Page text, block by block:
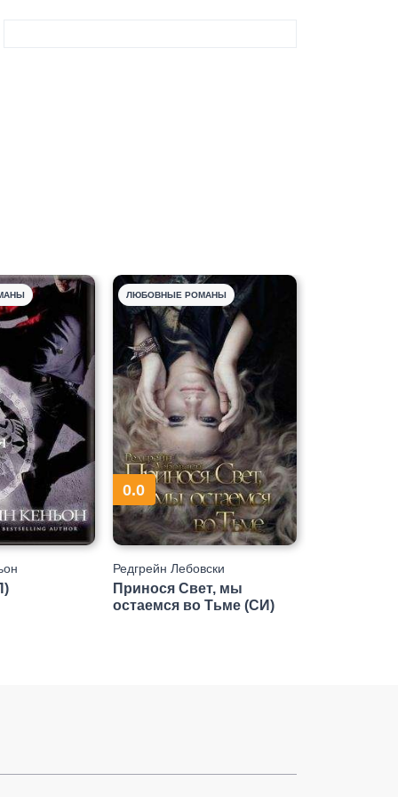
ЛЮБОВНЫЕ РОМАНЫ
0.0
Редгрейн Лебовски
Принося Свет, мы
остаемся во Тьме (СИ)